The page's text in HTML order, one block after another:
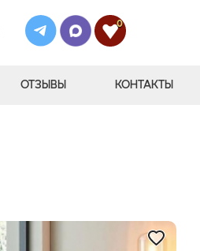
0
ОТЗЫВЫ КОНТАКТЫ